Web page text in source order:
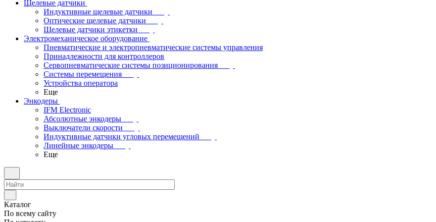
Щелевые датчики
Индуктивные щелевые датчики
Оптические щелевые датчики
Щелевые датчики этикетки
Электромеханическое оборудование
Пневматические и электропневматические системы управления
Принадлежности для контроллеров
Сервопневматические системы позиционирования
Системы перемещения
Устройства оператора
Еще
Энкодеры
IFM Electronic
Абсолютные энкодеры
Выключатели скорости
Индуктивные датчики угловых перемещений
Линейные энкодеры
Еще
Каталог
По всему сайту